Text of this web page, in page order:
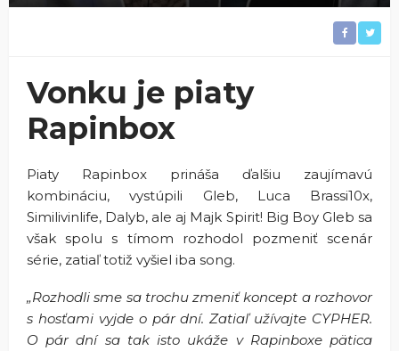
Vonku je piaty
Rapinbox
Piaty Rapinbox prináša ďalšiu zaujímavú
kombináciu, vystúpili Gleb, Luca Brassi10x,
Similivinlife, Dalyb, ale aj Majk Spirit! Big Boy Gleb sa
však spolu s tímom rozhodol pozmeniť scenár
série, zatiaľ totiž vyšiel iba song.
„Rozhodli sme sa trochu zmeniť koncept a rozhovor
s hosťami vyjde o pár dní. Zatiaľ užívajte CYPHER.
O pár dní sa tak isto ukáže v Rapinboxe pätica